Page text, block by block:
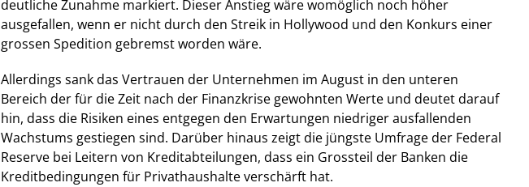
deutliche Zunahme markiert. Dieser Anstieg wäre womöglich noch höher
ausgefallen, wenn er nicht durch den Streik in Hollywood und den Konkurs einer
grossen Spedition gebremst worden wäre.
Allerdings sank das Vertrauen der Unternehmen im August in den unteren
Bereich der für die Zeit nach der Finanzkrise gewohnten Werte und deutet darauf
hin, dass die Risiken eines entgegen den Erwartungen niedriger ausfallenden
Wachstums gestiegen sind. Darüber hinaus zeigt die jüngste Umfrage der Federal
Reserve bei Leitern von Kreditabteilungen, dass ein Grossteil der Banken die
Kreditbedingungen für Privathaushalte verschärft hat.